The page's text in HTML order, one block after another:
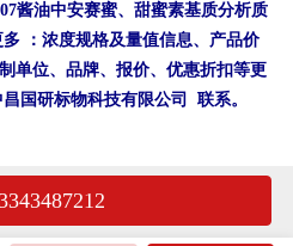
酱油中安赛蜜、甜蜜素基质分析质
：浓度规格及量值信息、产品价
单位、品牌、报价、优惠折扣等更
国研标物科技有限公司 联系。